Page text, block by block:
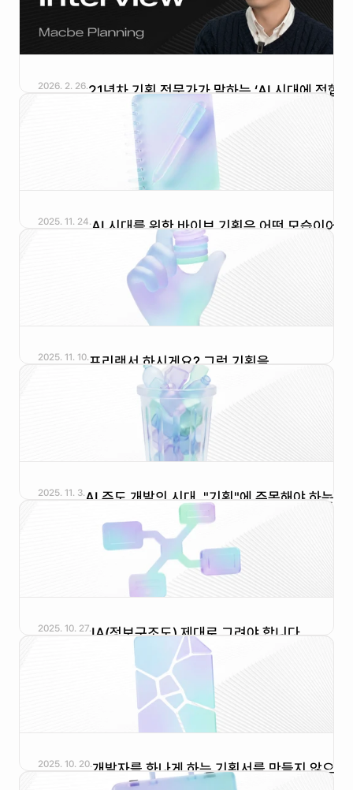
2026. 2. 26.21년차 기획 전문가가 말하는 ‘AI 시대에 적합한
기획 도구’에 대한 고민과 활용 후기
2025. 11. 24. AI 시대를 위한 바이브 기획은 어떤 모습이어야
2025. 11. 10.프리랜서 하시게요? 그럼 기획을
잘하셔야겠네요?
2025. 11. 3. AI 주도 개발의 시대, "기획"에 주목해야 하는 이
2025. 10. 27.IA(정보구조도) 제대로 그려야 합니다
2025. 10. 20.개발자를 화나게 하는 기획서를 만들지 않으려